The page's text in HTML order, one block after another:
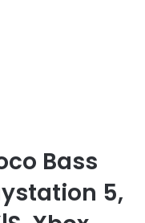
Bass
5,